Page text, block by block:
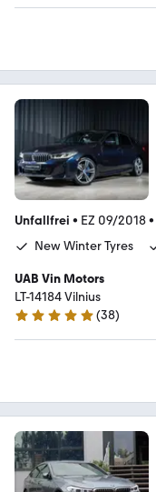
Unfallfrei • EZ 09/2018•
New Winter Tyres
UAB Vin Motors
LT-14184 Vilnius
4.8 Sterne
(38)